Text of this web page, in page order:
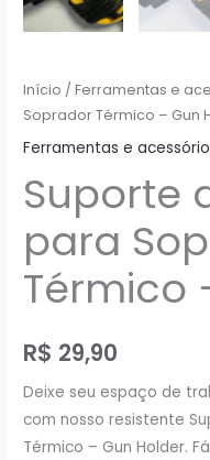
Início /Ferramentas e
Soprador Térmico – Gun
Ferramentas e
Suporte
para
Térmico
R$ 29,90
Deixe seu espaço de
com nosso resistente
Térmico – Gun Holder.